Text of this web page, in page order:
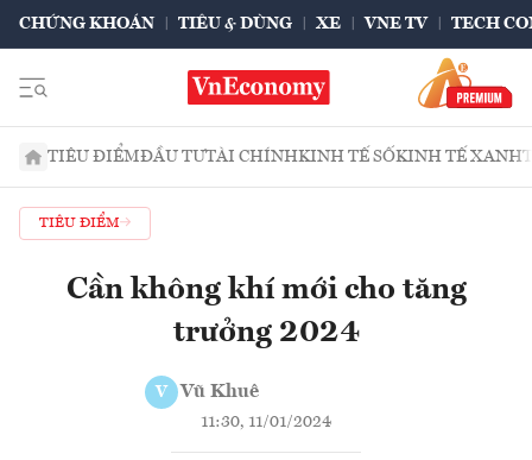
CHỨNG KHOÁN TIÊU & DÙNG XE VNE TV TECH
TIÊU ĐIỂMĐẦU TƯTÀI CHÍNHKINH TẾ SỐKINH TẾ XANH
TIÊU ĐIỂM
Cần không khí mới cho tăng
trưởng 2024
V Vũ Khuê
11:30, 11/01/2024